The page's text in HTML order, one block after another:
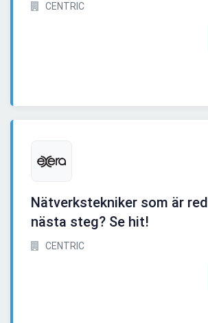
CENTRIC
Nätverkstekniker som är
nästa steg? Se hit!
CENTRIC